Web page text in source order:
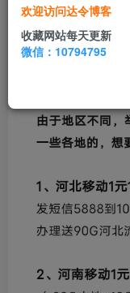
欢迎访问达令博客
收藏网站每天更新
微信：10794795